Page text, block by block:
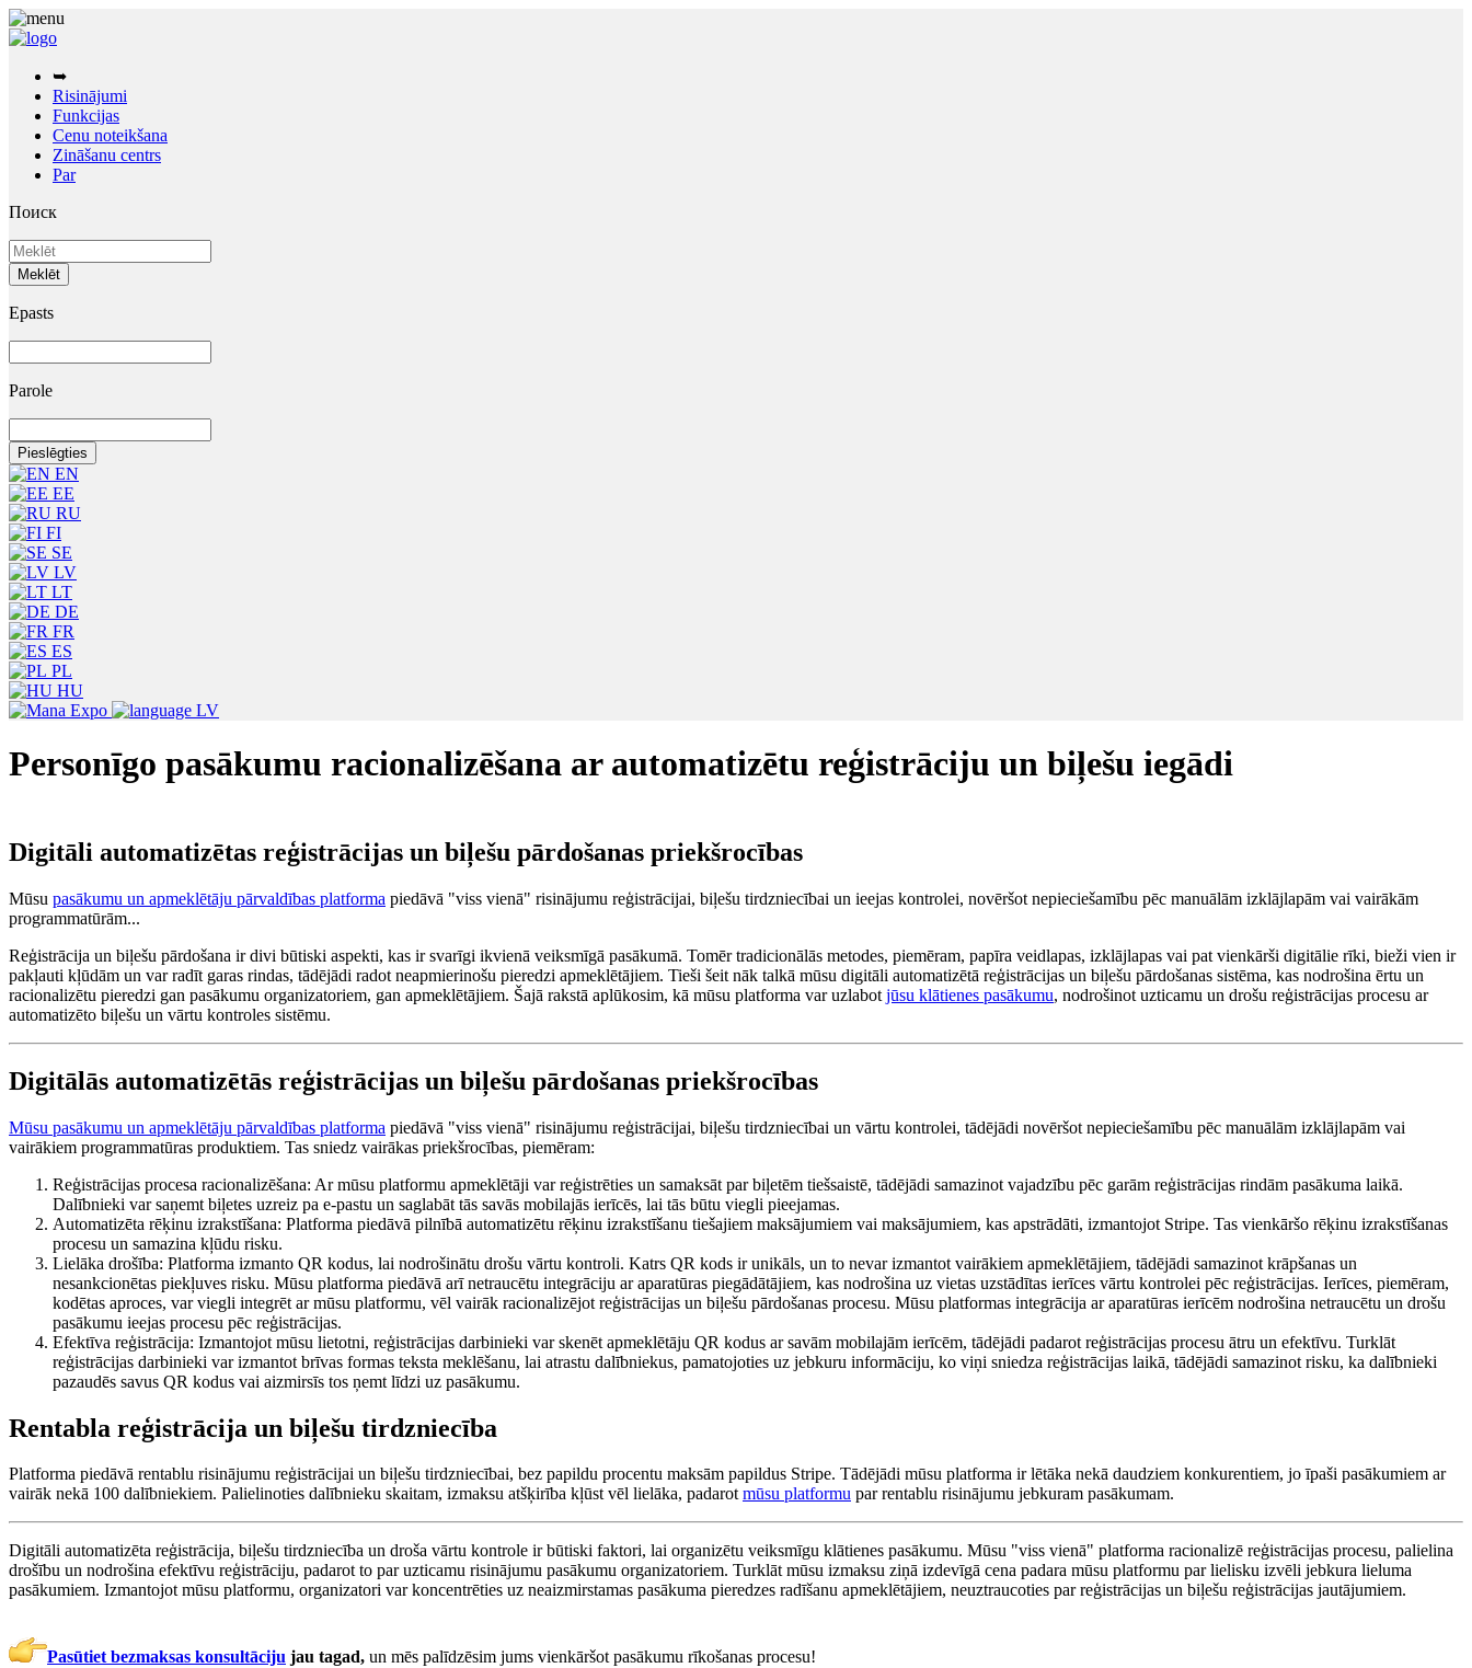
➥
Risinājumi
Funkcijas
Cenu noteikšana
Zināšanu centrs
Par
Поиск
Epasts
Parole
EN
EE
RU
FI
SE
LV
LT
DE
FR
ES
PL
HU
LV
Personīgo pasākumu racionalizēšana ar automatizētu reģistrāciju un biļešu iegādi
Digitāli automatizētas reģistrācijas un biļešu pārdošanas priekšrocības
Mūsu pasākumu un apmeklētāju pārvaldības platforma piedāvā "viss vienā" risinājumu reģistrācijai, biļešu tirdzniecībai un ieejas kontrolei, novēršot nepieciešamību pēc manuālām izklājlapām vai vairākām
programmatūrām...
Reģistrācija un biļešu pārdošana ir divi būtiski aspekti, kas ir svarīgi ikvienā veiksmīgā pasākumā. Tomēr tradicionālās metodes, piemēram, papīra veidlapas, izklājlapas vai pat vienkārši digitālie rīki, bieži vien ir
pakļauti kļūdām un var radīt garas rindas, tādējādi radot neapmierinošu pieredzi apmeklētājiem. Tieši šeit nāk talkā mūsu digitāli automatizētā reģistrācijas un biļešu pārdošanas sistēma, kas nodrošina ērtu un
racionalizētu pieredzi gan pasākumu organizatoriem, gan apmeklētājiem. Šajā rakstā aplūkosim, kā mūsu platforma var uzlabot jūsu klātienes pasākumu, nodrošinot uzticamu un drošu reģistrācijas procesu ar
automatizēto biļešu un vārtu kontroles sistēmu.
Digitālās automatizētās reģistrācijas un biļešu pārdošanas priekšrocības
Mūsu pasākumu un apmeklētāju pārvaldības platforma piedāvā "viss vienā" risinājumu reģistrācijai, biļešu tirdzniecībai un vārtu kontrolei, tādējādi novēršot nepieciešamību pēc manuālām izklājlapām vai
vairākiem programmatūras produktiem. Tas sniedz vairākas priekšrocības, piemēram:
Reģistrācijas procesa racionalizēšana: Ar mūsu platformu apmeklētāji var reģistrēties un samaksāt par biļetēm tiešsaistē, tādējādi samazinot vajadzību pēc garām reģistrācijas rindām pasākuma laikā.
Dalībnieki var saņemt biļetes uzreiz pa e-pastu un saglabāt tās savās mobilajās ierīcēs, lai tās būtu viegli pieejamas.
Automatizēta rēķinu izrakstīšana: Platforma piedāvā pilnībā automatizētu rēķinu izrakstīšanu tiešajiem maksājumiem vai maksājumiem, kas apstrādāti, izmantojot Stripe. Tas vienkāršo rēķinu izrakstīšanas
procesu un samazina kļūdu risku.
Lielāka drošība: Platforma izmanto QR kodus, lai nodrošinātu drošu vārtu kontroli. Katrs QR kods ir unikāls, un to nevar izmantot vairākiem apmeklētājiem, tādējādi samazinot krāpšanas un
nesankcionētas piekļuves risku. Mūsu platforma piedāvā arī netraucētu integrāciju ar aparatūras piegādātājiem, kas nodrošina uz vietas uzstādītas ierīces vārtu kontrolei pēc reģistrācijas. Ierīces, piemēram,
kodētas aproces, var viegli integrēt ar mūsu platformu, vēl vairāk racionalizējot reģistrācijas un biļešu pārdošanas procesu. Mūsu platformas integrācija ar aparatūras ierīcēm nodrošina netraucētu un drošu
pasākumu ieejas procesu pēc reģistrācijas.
Efektīva reģistrācija: Izmantojot mūsu lietotni, reģistrācijas darbinieki var skenēt apmeklētāju QR kodus ar savām mobilajām ierīcēm, tādējādi padarot reģistrācijas procesu ātru un efektīvu. Turklāt
reģistrācijas darbinieki var izmantot brīvas formas teksta meklēšanu, lai atrastu dalībniekus, pamatojoties uz jebkuru informāciju, ko viņi sniedza reģistrācijas laikā, tādējādi samazinot risku, ka dalībnieki
pazaudēs savus QR kodus vai aizmirsīs tos ņemt līdzi uz pasākumu.
Rentabla reģistrācija un biļešu tirdzniecība
Platforma piedāvā rentablu risinājumu reģistrācijai un biļešu tirdzniecībai, bez papildu procentu maksām papildus Stripe. Tādējādi mūsu platforma ir lētāka nekā daudziem konkurentiem, jo īpaši pasākumiem ar
vairāk nekā 100 dalībniekiem. Palielinoties dalībnieku skaitam, izmaksu atšķirība kļūst vēl lielāka, padarotmūsu platformu par rentablu risinājumu jebkuram pasākumam.
Digitāli automatizēta reģistrācija, biļešu tirdzniecība un droša vārtu kontrole ir būtiski faktori, lai organizētu veiksmīgu klātienes pasākumu. Mūsu "viss vienā" platforma racionalizē reģistrācijas procesu, palielina
drošību un nodrošina efektīvu reģistrāciju, padarot to par uzticamu risinājumu pasākumu organizatoriem. Turklāt mūsu izmaksu ziņā izdevīgā cena padara mūsu platformu par lielisku izvēli jebkura lieluma
pasākumiem. Izmantojot mūsu platformu, organizatori var koncentrēties uz neaizmirstamas pasākuma pieredzes radīšanu apmeklētājiem, neuztraucoties par reģistrācijas un biļešu reģistrācijas jautājumiem.
Pasūtiet bezmaksas konsultāciju jau tagad, un mēs palīdzēsim jums vienkāršot pasākumu rīkošanas procesu!